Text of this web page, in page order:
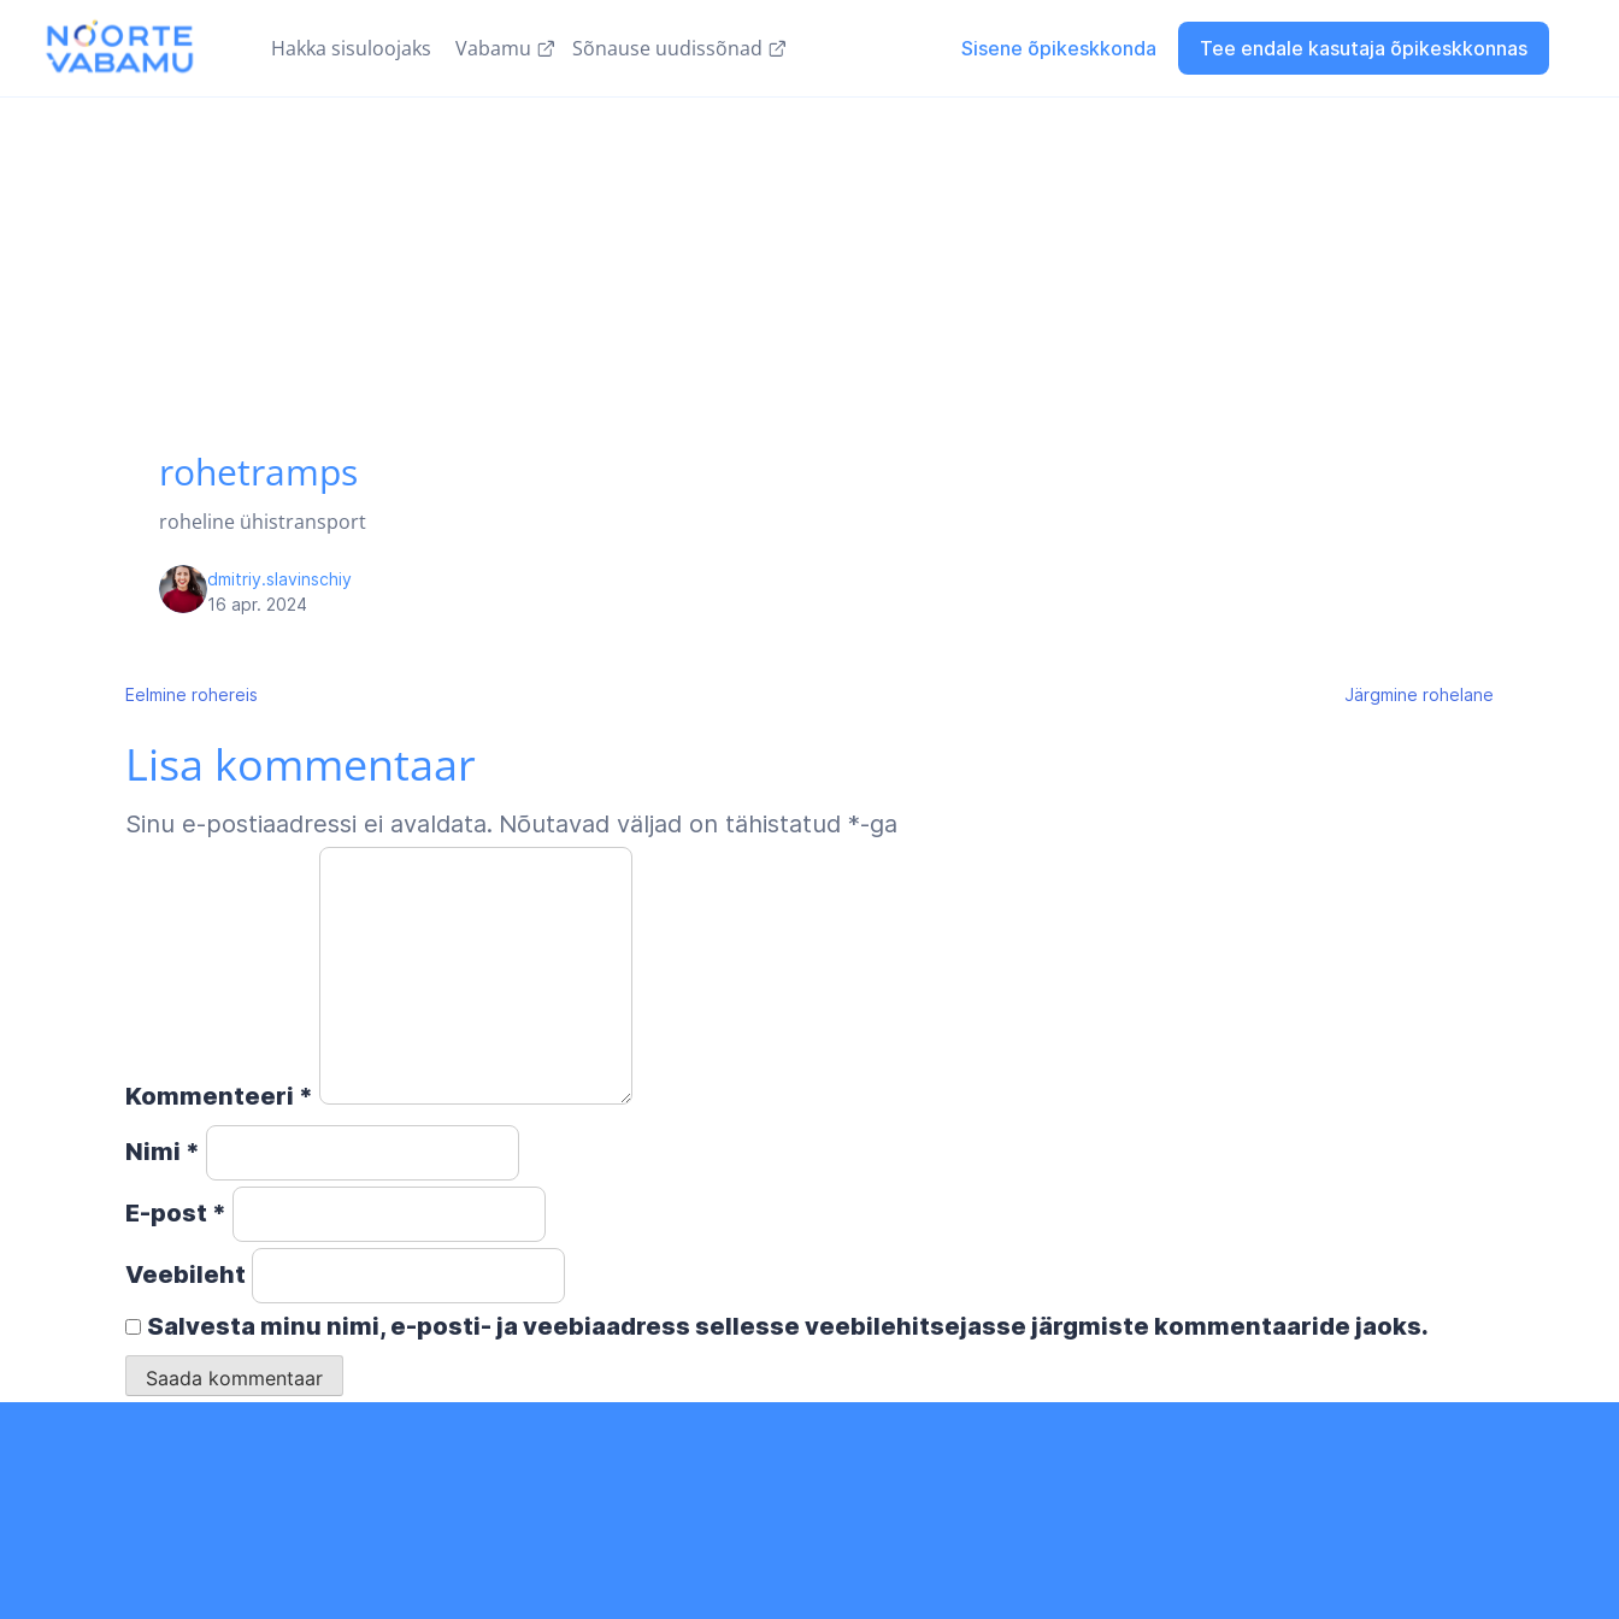
Hakka sisuloojaks Vabamu Sõnause uudissõnad Sisene õpikeskkonda Tee endale kasutaja õpikeskkonnas
rohetramps
roheline ühistransport
dmitriy.slavinschiy
16 apr. 2024
Navigeerimine
Eelmine rohereis Järgmine rohelane
Lisa kommentaar
Sinu e-postiaadressi ei avaldata. Nõutavad väljad on tähistatud *-ga
Kommenteeri *
Nimi *
E-post *
Veebileht
Salvesta minu nimi, e-posti- ja veebiaadress sellesse veebilehitsejasse järgmiste kommentaaride jaoks.